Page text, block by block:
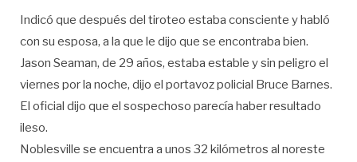
Indicó que después del tiroteo estaba consciente y habló
con su esposa, a la que le dijo que se encontraba bien.
Jason Seaman, de 29 años, estaba estable y sin peligro el
viernes por la noche, dijo el portavoz policial Bruce Barnes.
El oficial dijo que el sospechoso parecía haber resultado
ileso.
Noblesville se encuentra a unos 32 kilómetros al noreste